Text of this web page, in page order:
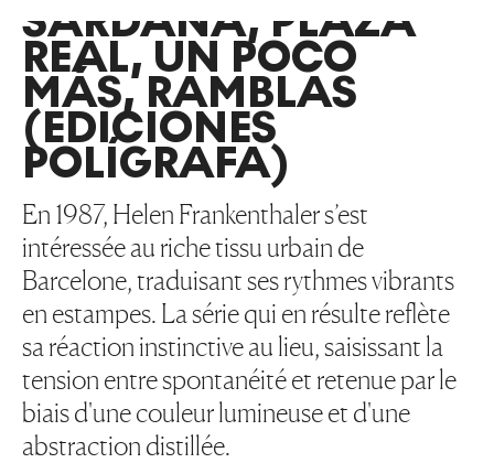
SARDANA, PLAZA
REAL, UN POCO
MÁS, RAMBLAS
(EDICIONES
POLÍGRAFA)
En 1987, Helen Frankenthaler s’est
intéressée au riche tissu urbain de
Barcelone, traduisant ses rythmes vibrants
en estampes. La série qui en résulte reflète
sa réaction instinctive au lieu, saisissant la
tension entre spontanéité et retenue par le
biais d'une couleur lumineuse et d'une
abstraction distillée.